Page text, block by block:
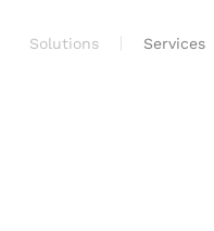
Solutions Services